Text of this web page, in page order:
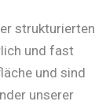
strukturierten
und fast
und sind
unserer